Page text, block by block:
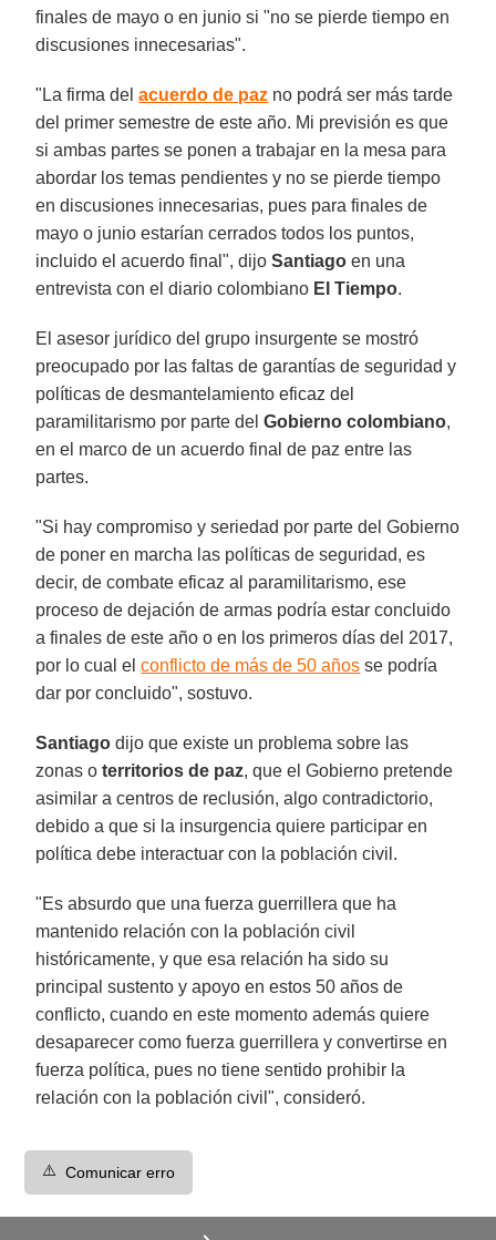
finales de mayo o en junio si "no se pierde tiempo en
discusiones innecesarias".
"La firma delacuerdo de paz no podrá ser más tarde
del primer semestre de este año. Mi previsión es que
si ambas partes se ponen a trabajar en la mesa para
abordar los temas pendientes y no se pierde tiempo
en discusiones innecesarias, pues para finales de
mayo o junio estarían cerrados todos los puntos,
incluido el acuerdo final", dijoSantiago en una
entrevista con el diario colombiano El Tiempo.
El asesor jurídico del grupo insurgente se mostró
preocupado por las faltas de garantías de seguridad y
políticas de desmantelamiento eficaz del
paramilitarismo por parte delGobierno colombiano,
en el marco de un acuerdo final de paz entre las
partes.
"Si hay compromiso y seriedad por parte del Gobierno
de poner en marcha las políticas de seguridad, es
decir, de combate eficaz al paramilitarismo, ese
proceso de dejación de armas podría estar concluido
a finales de este año o en los primeros días del 2017,
por lo cual elconflicto de más de 50 años se podría
dar por concluido", sostuvo.
Santiago dijo que existe un problema sobre las
zonas oterritorios de paz, que el Gobierno pretende
asimilar a centros de reclusión, algo contradictorio,
debido a que si la insurgencia quiere participar en
política debe interactuar con la población civil.
"Es absurdo que una fuerza guerrillera que ha
mantenido relación con la población civil
históricamente, y que esa relación ha sido su
principal sustento y apoyo en estos 50 años de
conflicto, cuando en este momento además quiere
desaparecer como fuerza guerrillera y convertirse en
fuerza política, pues no tiene sentido prohibir la
relación con la población civil", consideró.
⚠️ Comunicar erro